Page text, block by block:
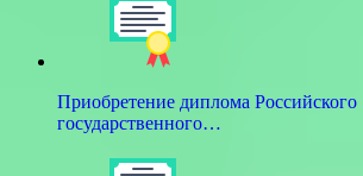
Приобретение диплома Российского
государственного…